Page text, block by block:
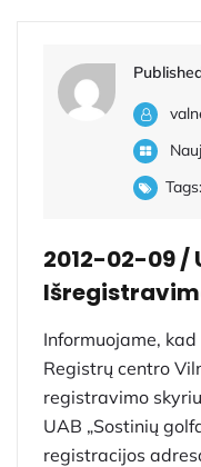
Tags:
2012-02-09 /
Informuojame,
Registrų centro
registravimo
UAB „Sostinių
registracijos